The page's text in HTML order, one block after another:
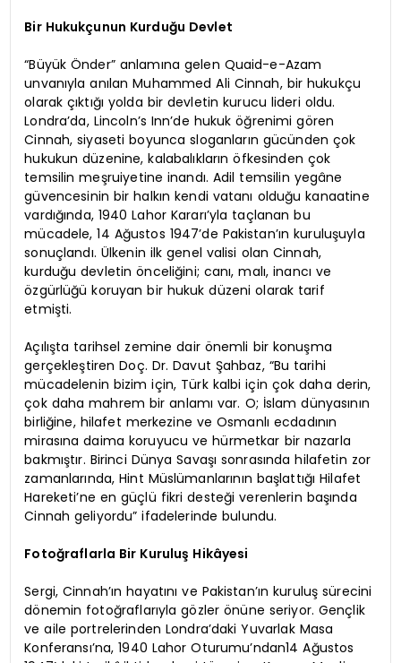
Bir Hukukçunun Kurduğu Devlet
“Büyük Önder” anlamına gelen Quaid-e-Azam
unvanıyla anılan Muhammed Ali Cinnah, bir hukukçu
olarak çıktığı yolda bir devletin kurucu lideri oldu.
Londra’da, Lincoln’s Inn’de hukuk öğrenimi gören
Cinnah, siyaseti boyunca sloganların gücünden çok
hukukun düzenine, kalabalıkların öfkesinden çok
temsilin meşruiyetine inandı. Adil temsilin yegâne
güvencesinin bir halkın kendi vatanı olduğu kanaatine
vardığında, 1940 Lahor Kararı’yla taçlanan bu
mücadele, 14 Ağustos 1947’de Pakistan’ın kuruluşuyla
sonuçlandı. Ülkenin ilk genel valisi olan Cinnah,
kurduğu devletin önceliğini; canı, malı, inancı ve
özgürlüğü koruyan bir hukuk düzeni olarak tarif
etmişti.
Açılışta tarihsel zemine dair önemli bir konuşma
gerçekleştiren Doç. Dr. Davut Şahbaz, “Bu tarihi
mücadelenin bizim için, Türk kalbi için çok daha derin,
çok daha mahrem bir anlamı var. O; İslam dünyasının
birliğine, hilafet merkezine ve Osmanlı ecdadının
mirasına daima koruyucu ve hürmetkar bir nazarla
bakmıştır. Birinci Dünya Savaşı sonrasında hilafetin zor
zamanlarında, Hint Müslümanlarının başlattığı Hilafet
Hareketi’ne en güçlü fikri desteği verenlerin başında
Cinnah geliyordu” ifadelerinde bulundu.
Fotoğraflarla Bir Kuruluş Hikâyesi
Sergi, Cinnah’ın hayatını ve Pakistan’ın kuruluş sürecini
dönemin fotoğraflarıyla gözler önüne seriyor. Gençlik
ve aile portrelerinden Londra’daki Yuvarlak Masa
Konferansı’na, 1940 Lahor Oturumu’ndan14 Ağustos